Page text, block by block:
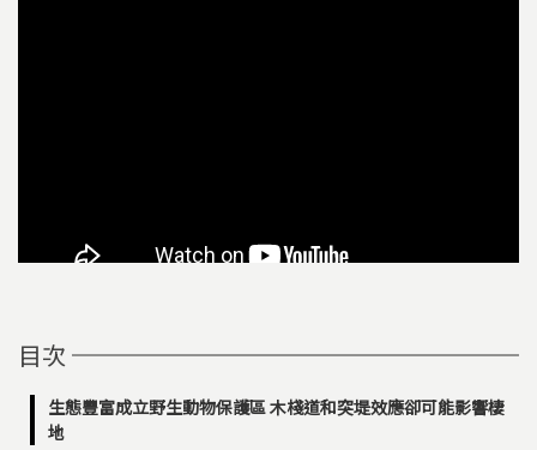
目次
生態豐富成立野生動物保護區 木棧道和突堤效應卻可能影響棲
地